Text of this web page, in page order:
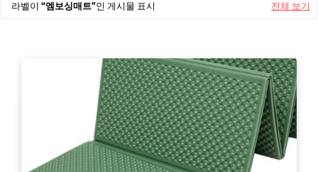
라벨이 엠보싱매트 인 게시물 표시 전체 보기